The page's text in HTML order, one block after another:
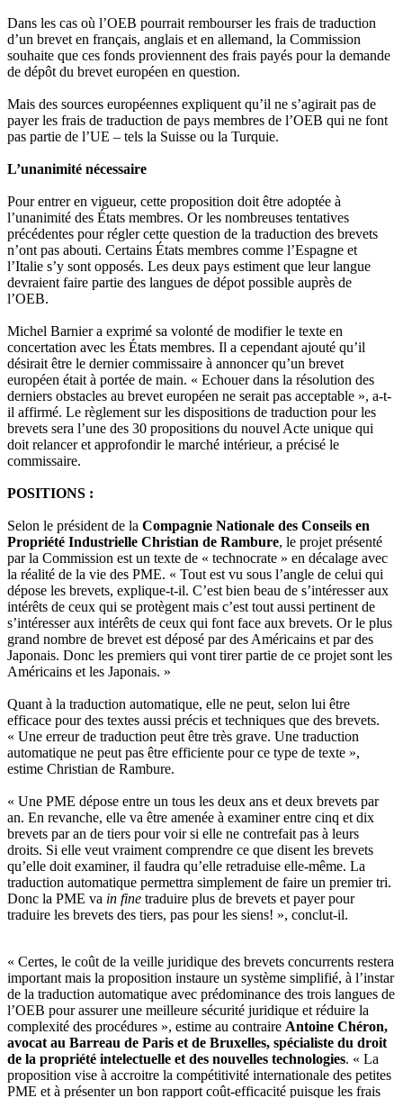
Dans les cas où l’OEB pourrait rembourser les frais de traduction
d’un brevet en français, anglais et en allemand, la Commission
souhaite que ces fonds proviennent des frais payés pour la demande
de dépôt du brevet européen en question.
Mais des sources européennes expliquent qu’il ne s’agirait pas de
payer les frais de traduction de pays membres de l’OEB qui ne font
pas partie de l’UE – tels la Suisse ou la Turquie.
L’unanimité nécessaire
Pour entrer en vigueur, cette proposition doit être adoptée à
l’unanimité des États membres. Or les nombreuses tentatives
précédentes pour régler cette question de la traduction des brevets
n’ont pas abouti. Certains États membres comme l’Espagne et
l’Italie s’y sont opposés. Les deux pays estiment que leur langue
devraient faire partie des langues de dépot possible auprès de
l’OEB.
Michel Barnier a exprimé sa volonté de modifier le texte en
concertation avec les États membres. Il a cependant ajouté qu’il
désirait être le dernier commissaire à annoncer qu’un brevet
européen était à portée de main. « Echouer dans la résolution des
derniers obstacles au brevet européen ne serait pas acceptable », a-t-
il affirmé. Le règlement sur les dispositions de traduction pour les
brevets sera l’une des 30 propositions du nouvel Acte unique qui
doit relancer et approfondir le marché intérieur, a précisé le
commissaire.
POSITIONS :
Selon le président de la Compagnie Nationale des Conseils en
Propriété Industrielle Christian de Rambure, le projet présenté
par la Commission est un texte de « technocrate » en décalage avec
la réalité de la vie des PME. « Tout est vu sous l’angle de celui qui
dépose les brevets, explique-t-il. C’est bien beau de s’intéresser aux
intérêts de ceux qui se protègent mais c’est tout aussi pertinent de
s’intéresser aux intérêts de ceux qui font face aux brevets. Or le plus
grand nombre de brevet est déposé par des Américains et par des
Japonais. Donc les premiers qui vont tirer partie de ce projet sont les
Américains et les Japonais. »
Quant à la traduction automatique, elle ne peut, selon lui être
efficace pour des textes aussi précis et techniques que des brevets.
« Une erreur de traduction peut être très grave. Une traduction
automatique ne peut pas être efficiente pour ce type de texte »,
estime Christian de Rambure.
« Une PME dépose entre un tous les deux ans et deux brevets par
an. En revanche, elle va être amenée à examiner entre cinq et dix
brevets par an de tiers pour voir si elle ne contrefait pas à leurs
droits. Si elle veut vraiment comprendre ce que disent les brevets
qu’elle doit examiner, il faudra qu’elle retraduise elle-même. La
traduction automatique permettra simplement de faire un premier tri.
Donc la PME va in fine traduire plus de brevets et payer pour
traduire les brevets des tiers, pas pour les siens! », conclut-il.
« Certes, le coût de la veille juridique des brevets concurrents restera
important mais la proposition instaure un système simplifié, à l’instar
de la traduction automatique avec prédominance des trois langues de
l’OEB pour assurer une meilleure sécurité juridique et réduire la
complexité des procédures », estime au contraire Antoine Chéron,
avocat au Barreau de Paris et de Bruxelles, spécialiste du droit
de la propriété intelectuelle et des nouvelles technologies. « La
proposition vise à accroitre la compétitivité internationale des petites
PME et à présenter un bon rapport coût-efficacité puisque les frais